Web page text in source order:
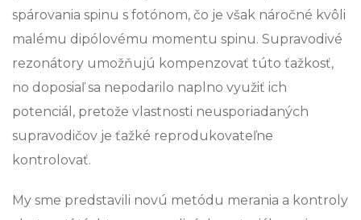
spárovania spinu s fotónom, čo je však náročné kvôli
malému dipólovému momentu spinu. Supravodivé
rezonátory umožňujú kompenzovať túto ťažkosť,
no doposiaľ sa nepodarilo naplno využiť ich
potenciál, pretože vlastnosti neusporiadaných
supravodičov je ťažké reprodukovateľne
kontrolovať.
My sme predstavili novú metódu merania a kontroly